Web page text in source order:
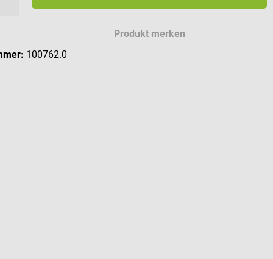
Produkt merken
100762.0